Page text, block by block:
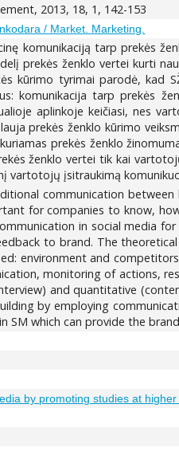
2013, 18, 1, 142-153
/ Market. Marketing.
komunikaciją tarp prekės
prekės ženklo vertei kurti
kūrimo tyrimai parodė, kad
komunikacija tarp prekės
aplinkoje keičiasi, nes
prekės ženklo kūrimo
prekės ženklo
ženklo vertei tik kai
vartotojų įsitraukimą
communication
for companies to know,
in social media
to brand. The
environment and
monitoring of actions,
and quantitative
by employing
SM which can provide the
by promoting studies at